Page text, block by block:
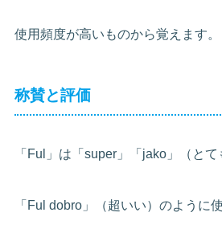
使用頻度が高いものから覚えます。
称賛と評価
「Ful」は「super」「jako」（とて
「Ful dobro」（超いい）のように